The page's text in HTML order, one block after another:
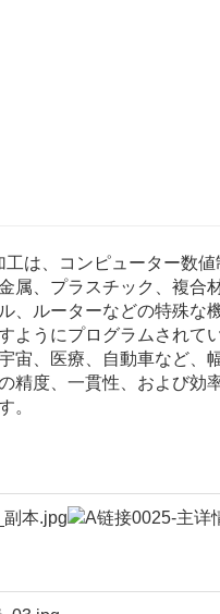
は、コンピューター数
属、プラスチック、複合
、ルーターなどの特殊
ようにプログラムされて
宙、医療、自動車など、
精度、一貫性、および効
。